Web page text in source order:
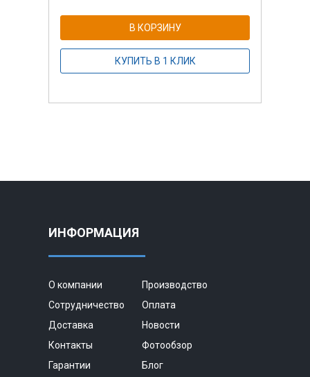
В КОРЗИНУ
КУПИТЬ В 1 КЛИК
ИНФОРМАЦИЯ
О компании
Производство
Сотрудничество
Оплата
Доставка
Новости
Контакты
Фотообзор
Гарантии
Блог